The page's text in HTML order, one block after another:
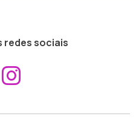
redes sociais
Aceder ao